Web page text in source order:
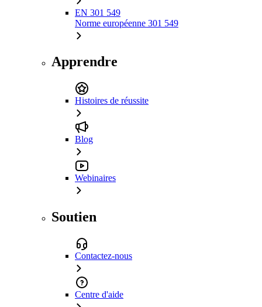
EN 301 549
Norme européenne 301 549
Apprendre
Histoires de réussite
Blog
Webinaires
Soutien
Contactez-nous
Centre d'aide